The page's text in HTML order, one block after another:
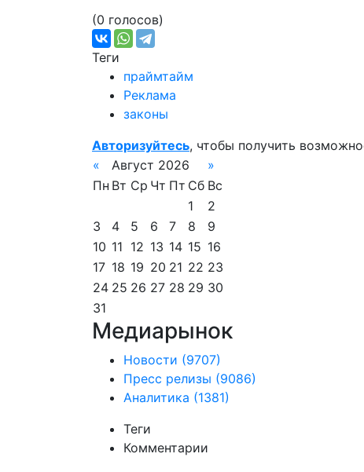
(0 голосов)
Теги
праймтайм
Реклама
законы
Авторизуйтесь, чтобы получить
«
Август 2026
»
Пн Вт Ср Чт Пт Сб Вс
1
2
3
4 5 6 7 8
9
10 11 12 13 14 15 16
17 18 19 20 21 22 23
24 25 26 27 28 29 30
31
Медиарынок
Новости (9707)
Пресс релизы (9086)
Аналитика (1381)
Теги
Комментарии